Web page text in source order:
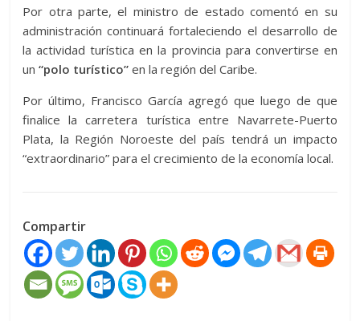
Por otra parte, el ministro de estado comentó en su
administración continuará fortaleciendo el desarrollo de
la actividad turística en la provincia para convertirse en
un“polo turístico” en la región del Caribe.
Por último, Francisco García agregó que luego de que
finalice la carretera turística entre Navarrete-Puerto
Plata, la Región Noroeste del país tendrá un impacto
“extraordinario” para el crecimiento de la economía local.
Compartir